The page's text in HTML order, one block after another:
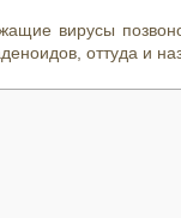
вирусы
оттуда и